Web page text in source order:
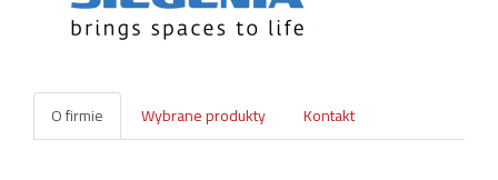
O firmie Wybrane produkty Kontakt